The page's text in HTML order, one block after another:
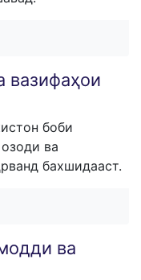
вазифаҳои
боби
ва
бахшидааст.
ва